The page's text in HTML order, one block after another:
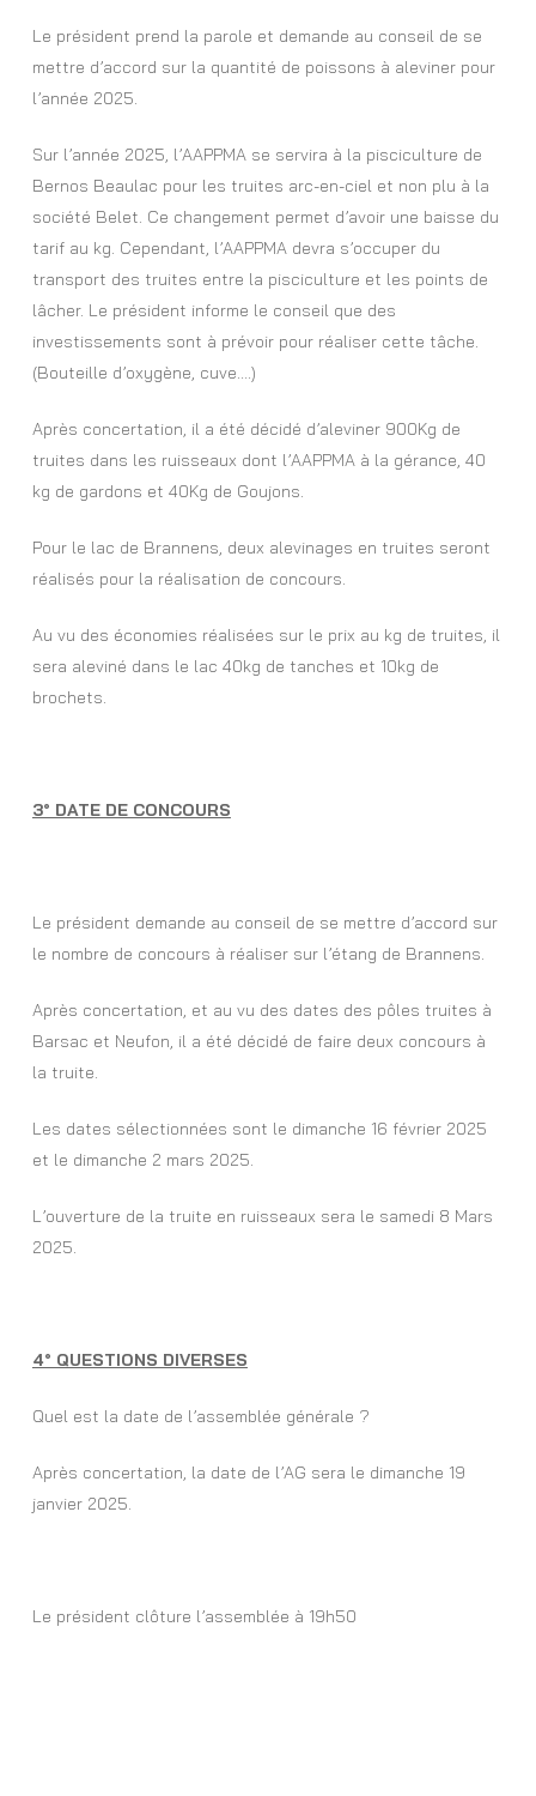
Le président prend la parole et demande au conseil de se
mettre d’accord sur la quantité de poissons à aleviner pour
l’année 2025.
Sur l’année 2025, l’AAPPMA se servira à la pisciculture de
Bernos Beaulac pour les truites arc-en-ciel et non plu à la
société Belet. Ce changement permet d’avoir une baisse du
tarif au kg. Cependant, l’AAPPMA devra s’occuper du
transport des truites entre la pisciculture et les points de
lâcher. Le président informe le conseil que des
investissements sont à prévoir pour réaliser cette tâche.
(Bouteille d’oxygène, cuve….)
Après concertation, il a été décidé d’aleviner 900Kg de
truites dans les ruisseaux dont l’AAPPMA à la gérance, 40
kg de gardons et 40Kg de Goujons.
Pour le lac de Brannens, deux alevinages en truites seront
réalisés pour la réalisation de concours.
Au vu des économies réalisées sur le prix au kg de truites, il
sera aleviné dans le lac 40kg de tanches et 10kg de
brochets.
3° DATE DE CONCOURS
Le président demande au conseil de se mettre d’accord sur
le nombre de concours à réaliser sur l’étang de Brannens.
Après concertation, et au vu des dates des pôles truites à
Barsac et Neufon, il a été décidé de faire deux concours à
la truite.
Les dates sélectionnées sont le dimanche 16 février 2025
et le dimanche 2 mars 2025.
L’ouverture de la truite en ruisseaux sera le samedi 8 Mars
2025.
4° QUESTIONS DIVERSES
Quel est la date de l’assemblée générale ?
Après concertation, la date de l’AG sera le dimanche 19
janvier 2025.
Le président clôture l’assemblée à 19h50